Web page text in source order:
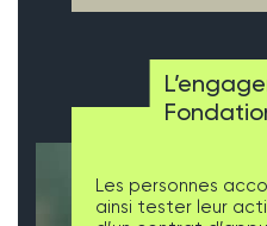
Les personnes
ainsi tester leur